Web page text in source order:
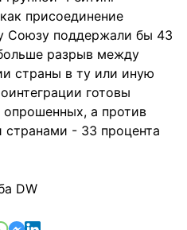
присоединение
Союзу поддержали бы 43
разрыв между
страны в ту или иную
готовы
опрошенных, а против
- 33 процента
DW
в Telegram
в Facebook
в Xв Viber
отправить в Whatsapp
отправить в Messenger
отправить в LinkedIn